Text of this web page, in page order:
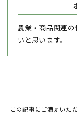
農業・商品関連
いと思います。
この記事にご満足いた